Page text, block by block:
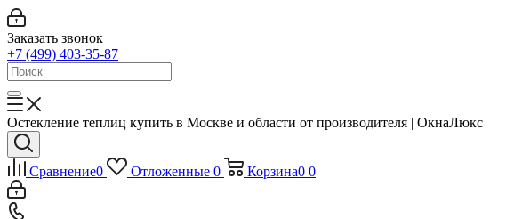
Заказать звонок
+7 (499) 403-35-87
Остекление теплиц купить в Москве и области от производителя | ОкнаЛюкс
Сравнение0 Отложенные 0 Корзина0 0